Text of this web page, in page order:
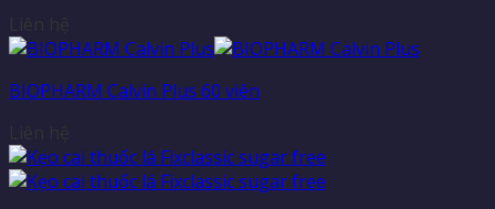
BIOPHARM Calvin Plus 60 viên